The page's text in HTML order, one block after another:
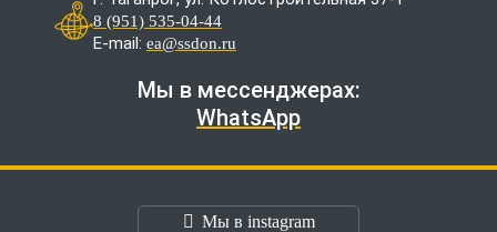
8 (951) 535-04-44
E-mail: ea@ssdon.ru
Мы в мессенджерах:
WhatsApp
Мы в instagram